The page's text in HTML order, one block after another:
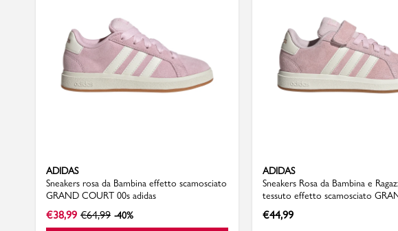
ADIDAS
Sneakers rosa da Bambina effetto scamosciato
GRAND COURT 00s adidas
€38,99 €64,99 -40%
ADIDAS
Sneakers Rosa da Bambina e
tessuto effetto scamosciato
00s adidas
€44,99